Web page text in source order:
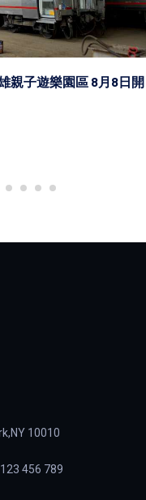
樂園區 8月8日開
10010
456 789